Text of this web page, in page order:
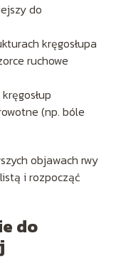
do
kręgosłupa
ruchowe
(np. bóle
objawach rwy
i rozpocząć
do